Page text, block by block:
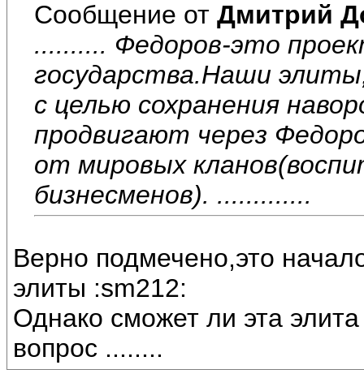
Сообщение от Дмитрий
.......... Федоров-это
государства.Наши
с целью сохранения
продвигают через
от мировых
бизнесменов). .............
Верно подмечено,это
элиты :sm212:
Однако сможет ли эта
вопрос ........